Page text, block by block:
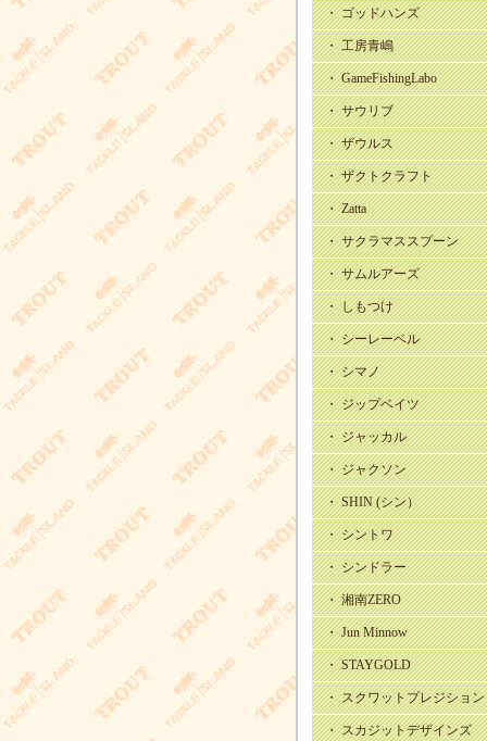
・ ゴッドハンズ
・ 工房青嶋
・ GameFishingLabo
・ サウリブ
・ ザウルス
・ ザクトクラフト
・ Zatta
・ サクラマススプーン
・ サムルアーズ
・ しもつけ
・ シーレーベル
・ シマノ
・ ジップベイツ
・ ジャッカル
・ ジャクソン
・ SHIN (シン）
・ シントワ
・ シンドラー
・ 湘南ZERO
・ Jun Minnow
・ STAYGOLD
・ スクワットプレジション
・ スカジットデザインズ